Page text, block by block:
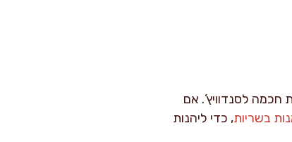
לסנדוויץ’. אם
בשריות, כדי ליהנות